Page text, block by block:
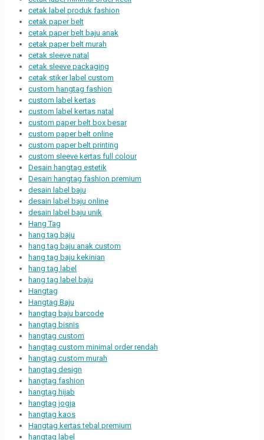
cetak label produk fashion
cetak paper belt
cetak paper belt baju anak
cetak paper belt murah
cetak sleeve natal
cetak sleeve packaging
cetak stiker label custom
custom hangtag fashion
custom label kertas
custom label kertas natal
custom paper belt box besar
custom paper belt online
custom paper belt printing
custom sleeve kertas full colour
Desain hangtag estetik
Desain hangtag fashion premium
desain label baju
desain label baju online
desain label baju unik
Hang Tag
hang tag baju
hang tag baju anak custom
hang tag baju kekinian
hang tag label
hang tag label baju
Hangtag
Hangtag Baju
hangtag baju barcode
hangtag bisnis
hangtag custom
hangtag custom minimal order rendah
hangtag custom murah
hangtag design
hangtag fashion
hangtag hijab
hangtag jogja
hangtag kaos
Hangtag kertas tebal premium
hangtag label